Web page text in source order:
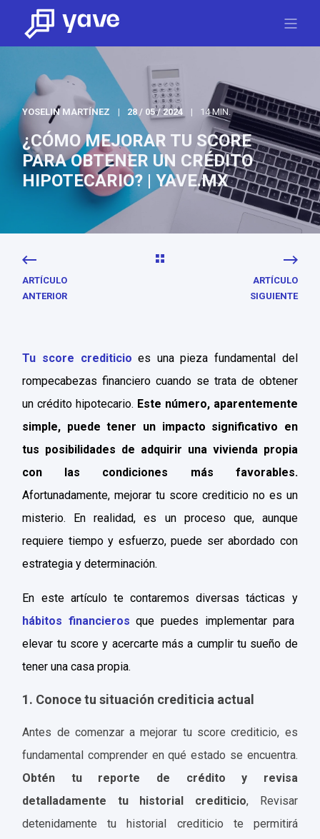
YOSELIN MARTÍNEZ 28 / 05 / 2024 14 MIN.
¿CÓMO MEJORAR TU SCORE
PARA OBTENER UN CRÉDITO
HIPOTECARIO? | YAVE.MX
ARTÍCULO
ANTERIOR
ARTÍCULO
SIGUIENTE
Tu score crediticio es una pieza fundamental del
rompecabezas financiero cuando se trata de obtener
un crédito hipotecario. Este número, aparentemente
simple, puede tener un impacto significativo en
tus posibilidades de adquirir una vivienda propia
con las condiciones más favorables.
Afortunadamente, mejorar tu score crediticio no es un
misterio. En realidad, es un proceso que, aunque
requiere tiempo y esfuerzo, puede ser abordado con
estrategia y determinación.
En este artículo te contaremos diversas tácticas y
hábitos financieros que puedes implementar para
elevar tu score y acercarte más a cumplir tu sueño de
tener una casa propia.
1. Conoce tu situación crediticia actual
Antes de comenzar a mejorar tu score crediticio, es
fundamental comprender en qué estado se encuentra.
Obtén tu reporte de crédito y revisa
detalladamente tu historial crediticio, Revisar
detenidamente tu historial crediticio te permitirá